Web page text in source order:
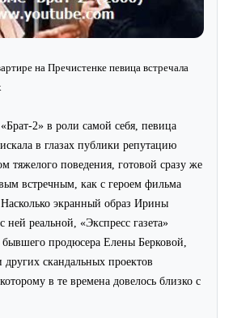
на Пречистенке певица встречала
2» в роли самой себя, певица
в глазах публики репутацию
поведения, готовой сразу же
встречным, как с героем фильма
экранный образ Ирины
реальной, «Экспресс газета»
бывшего продюсера Елены Берковой,
скандальных проектов
в те времена довелось близко с